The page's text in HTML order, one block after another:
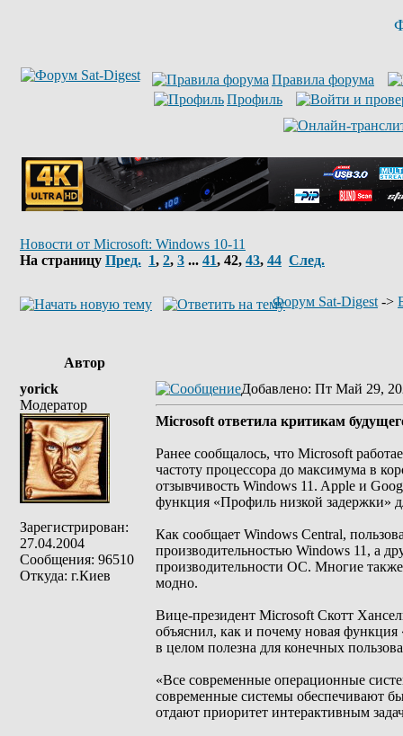
Правила форума
Профиль
Новости от Microsoft: Windows 10-11
На страницу Пред. 1, 2, 3 ... 41, 42, 43, 44 След.
Форум Sat-Digest ->
Автор
yorick
Модератор
Зарегистрирован:
27.04.2004
Сообщения: 96510
Откуда: г.Киев
Добавлено: Пт Май 29,
Microsoft ответила критикам
Ранее сообщалось, что Microsoft
частоту процессора до максимума в
отзывчивость Windows 11. Apple и
функция «Профиль низкой задержки»
Как сообщает Windows Central,
производительностью Windows 11, а
производительности ОС. Многие
модно.
Вице-президент Microsoft Скотт
объяснил, как и почему новая функция
в целом полезна для конечных
«Все современные операционные
современные системы обеспечивают
отдают приоритет интерактивным